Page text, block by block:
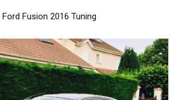
Ford Fusion 2016 Tuning